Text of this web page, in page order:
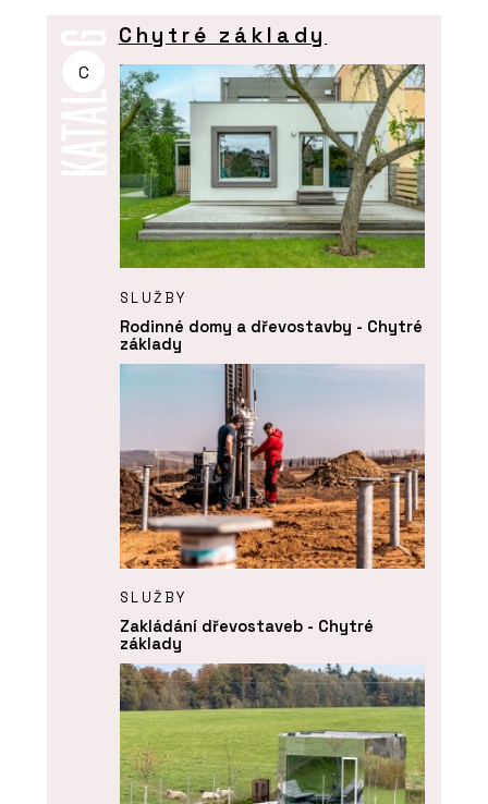
C
Chytré základy
SLUŽBY
Rodinné domy a dřevostavby - Chytré
základy
SLUŽBY
Zakládání dřevostaveb - Chytré
základy